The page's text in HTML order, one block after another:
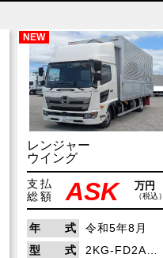
NEW
レンジャー
ウイング
支払
総額
ASK 万円
（税込）
年 式
令和5年8月
型 式
2KG-FD2A…